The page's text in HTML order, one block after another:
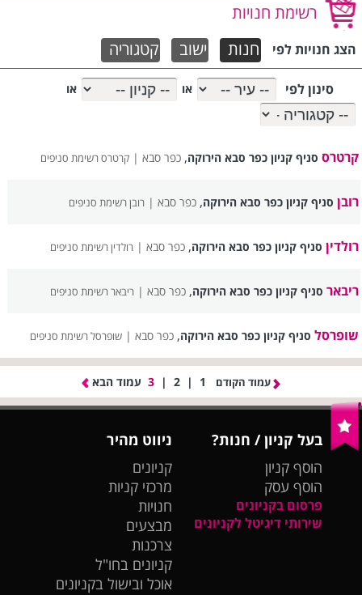
רשימת חנויות
הצג חנויות לפי חנות ישוב קטגוריה
סינון לפי או או
קרטרס סניף קניון כפר סבא הירוקה,כפר סבא |קרטרס רשימת סניפים
רובן סניף קניון כפר סבא הירוקה,כפר סבא |רובן רשימת סניפים
רולדין סניף קניון כפר סבא הירוקה,כפר סבא |רולדין רשימת סניפים
ריבאר סניף קניון כפר סבא הירוקה,כפר סבא |ריבאר רשימת סניפים
שופרסל סניף קניון כפר סבא הירוקה,כפר סבא |שופרסל רשימת סניפים
עמוד הקודם |
| עמוד הבא
בעל קניון / חנות?
הוסף קניון
הוסף עסק
פרסום בקניונים
שירותי דיגיטל לקניונים
ניווט מהיר
קניונים
מרכזי קניות
חנויות
מבצעים
צרכנות
קניונים בחו"ל
אוכל ובישול בקניונים